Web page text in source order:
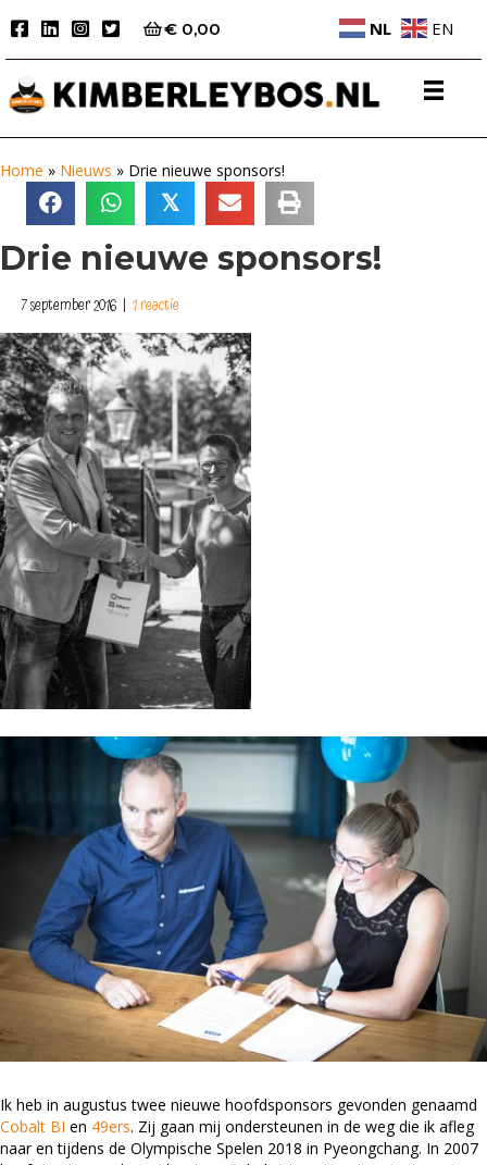
€ 0,00 NL EN
Home » Nieuws » Drie nieuwe sponsors!
𝕏
Drie nieuwe sponsors!
7 september 2016 | 1 reactie
Ik heb in augustus twee nieuwe hoofdsponsors gevonden genaamd
Cobalt BI en 49ers. Zij gaan mij ondersteunen in de weg die ik afleg
naar en tijdens de Olympische Spelen 2018 in Pyeongchang. In 2007